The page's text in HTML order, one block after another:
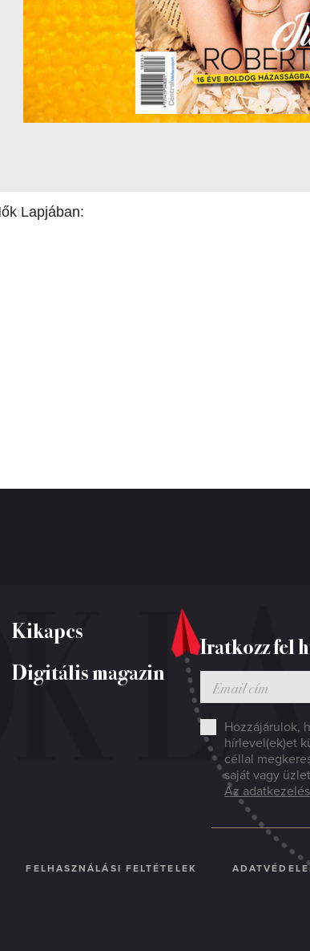
Lapjában:
Kikapcs
Digitális magazin
Iratkozz fel
Hozzájárulok,
hírlevel(ek)et
céllal
saját vagy
Az
FELHASZNÁLÁSI FELTÉTELEK